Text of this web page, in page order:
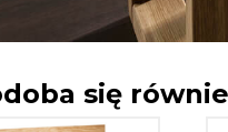
się